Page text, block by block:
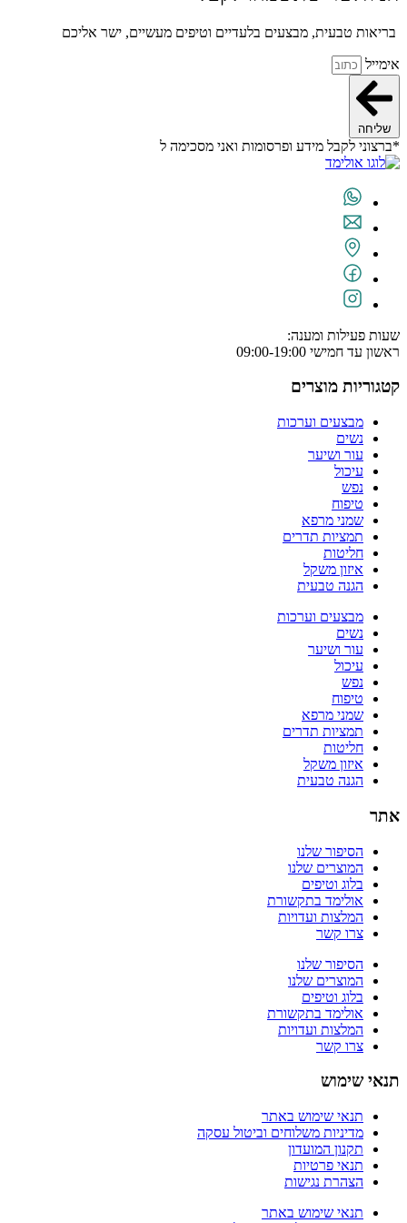
בריאות טבעית, מבצעים בלעדיים וטיפים מעשיים, ישר אליכם
אימייל
שליחה
*ברצוני לקבל מידע ופרסומות ואני מסכימה ל
שעות פעילות ומענה:
ראשון עד חמישי 09:00-19:00
קטגוריות מוצרים
מבצעים וערכות
נשים
עור ושיער
עיכול
נפש
טיפוח
שמני מרפא
תמציות תדרים
חליטות
איזון משקל
הגנה טבעית
מבצעים וערכות
נשים
עור ושיער
עיכול
נפש
טיפוח
שמני מרפא
תמציות תדרים
חליטות
איזון משקל
הגנה טבעית
אתר
הסיפור שלנו
המוצרים שלנו
בלוג וטיפים
אולימד בתקשורת
המלצות ועדויות
צרו קשר
הסיפור שלנו
המוצרים שלנו
בלוג וטיפים
אולימד בתקשורת
המלצות ועדויות
צרו קשר
תנאי שימוש
תנאי שימוש באתר
מדיניות משלוחים וביטול עסקה
תקנון המועדון
תנאי פרטיות
הצהרת נגישות
תנאי שימוש באתר